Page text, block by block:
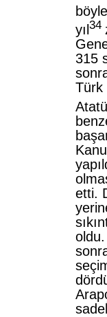
yıl 34
315
Türk
etti.